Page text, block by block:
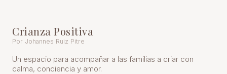
Crianza Positiva
Por Johannes Ruiz Pitre
Un espacio para acompañar a las familias a criar con
calma, conciencia y amor.